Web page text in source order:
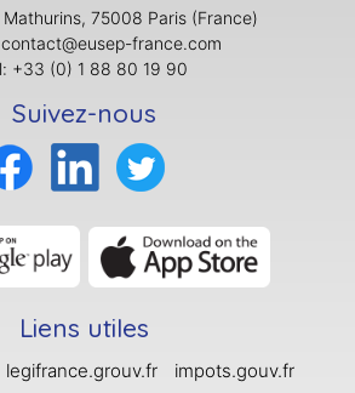
75008 Paris (France)
contact@eusep-france.com
+33 (0) 1 88 80 19 90
Suivez-nous
Liens utiles
legifrance.grouv.fr
impots.gouv.fr